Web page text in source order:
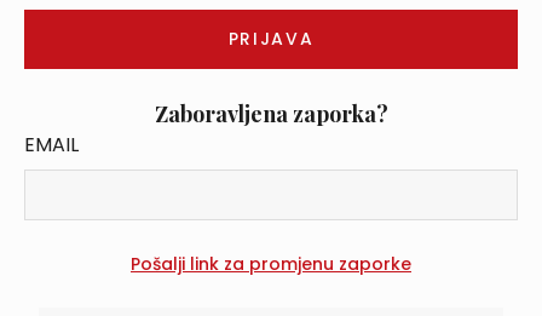
Zaboravljena zaporka?
EMAIL